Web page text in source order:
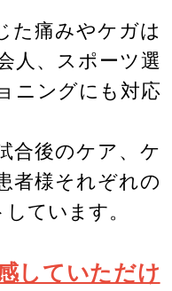
た痛みやケガは
人、スポーツ選
ニングにも対応
合後のケア、ケ
者様それぞれの
ています。
していただけ